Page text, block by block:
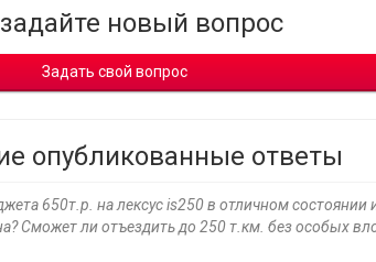
новый вопрос
Задать свой вопрос
опубликованные ответы
650т.р. на лексус is250 в отличном состоянии
Сможет ли отъездить до 250 т.км. без особых